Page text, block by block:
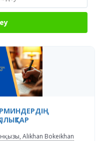
Alikhan Bokeikhan